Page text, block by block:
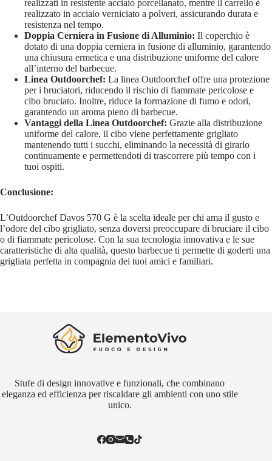
realizzati in resistente acciaio porcellanato, mentre il carrello è
realizzato in acciaio verniciato a polveri, assicurando durata e
resistenza nel tempo.
Doppia Cerniera in Fusione di Alluminio: Il coperchio è
dotato di una doppia cerniera in fusione di alluminio, garantendo
una chiusura ermetica e una distribuzione uniforme del calore
all’interno del barbecue.
Linea Outdoorchef: La linea Outdoorchef offre una protezione
per i bruciatori, riducendo il rischio di fiammate pericolose e
cibo bruciato. Inoltre, riduce la formazione di fumo e odori,
garantendo un aroma pieno di barbecue.
Vantaggi della Linea Outdoorchef: Grazie alla distribuzione
uniforme del calore, il cibo viene perfettamente grigliato
mantenendo tutti i succhi, eliminando la necessità di girarlo
continuamente e permettendoti di trascorrere più tempo con i
tuoi ospiti.
Conclusione:
L’Outdoorchef Davos 570 G è la scelta ideale per chi ama il gusto e
l’odore del cibo grigliato, senza doversi preoccupare di bruciare il cibo
o di fiammate pericolose. Con la sua tecnologia innovativa e le sue
caratteristiche di alta qualità, questo barbecue ti permette di goderti una
grigliata perfetta in compagnia dei tuoi amici e familiari.
Stufe di design innovative e funzionali, che combinano
eleganza ed efficienza per riscaldare gli ambienti con uno stile
unico.